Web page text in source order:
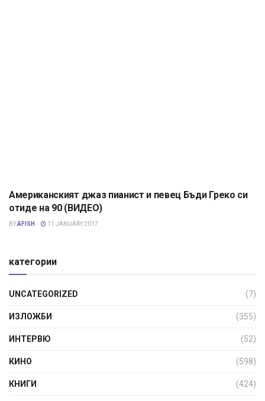
НОВИНИ
Американският джаз пианист и певец Бъди Греко си
отиде на 90 (ВИДЕО)
BYAFISH 11 JANUARY 2017
категории
UNCATEGORIZED (7)
ИЗЛОЖБИ (355)
ИНТЕРВЮ (52)
КИНО (598)
КНИГИ (424)